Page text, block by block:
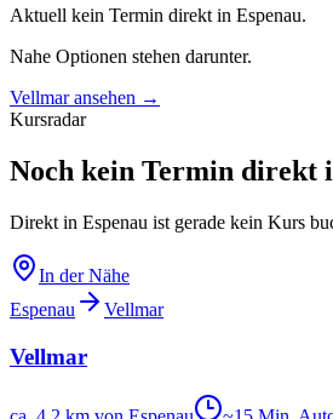
Aktuell kein Termin direkt in Espenau.
Nahe Optionen stehen darunter.
Vellmar ansehen →
Kursradar
Noch kein Termin direkt
Direkt in Espenau ist gerade kein Kurs
In der Nähe
Espenau
Vellmar
Vellmar